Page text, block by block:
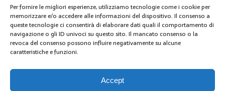
Per fornire le migliori esperienze, utilizziamo tecnologie come i cookie per
memorizzare e/o accedere alle informazioni del dispositivo. Il consenso a
queste tecnologie ci consentirà di elaborare dati quali il comportamento di
navigazione o gli ID univoci su questo sito. Il mancato consenso o la
revoca del consenso possono influire negativamente su alcune
caratteristiche e funzioni.
Accept
PRÉCÉDENT
INFO COVID 19, UN NUMERO APPOSITO 92 05 55 00